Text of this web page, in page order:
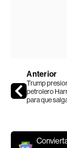
Anterior
Trump
petrolero
para que